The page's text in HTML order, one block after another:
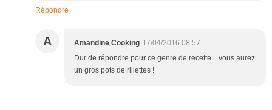
Répondre
A Amandine Cooking 17/04/2016 08:57
Dur de répondre pour ce genre de recette... vous aurez
un gros pots de rillettes !